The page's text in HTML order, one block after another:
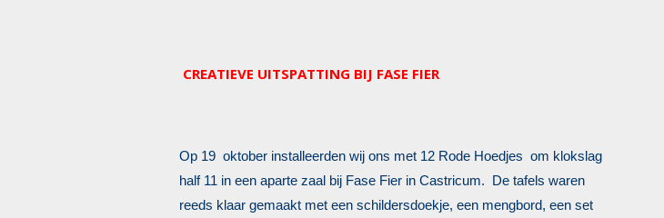
CREATIEVE UITSPATTING BIJ FASE FIER
Op 19 oktober installeerden wij ons met 12 Rode Hoedjes om klokslag
half 11 in een aparte zaal bij Fase Fier in Castricum. De tafels waren
reeds klaar gemaakt met een schildersdoekje, een mengbord, een set